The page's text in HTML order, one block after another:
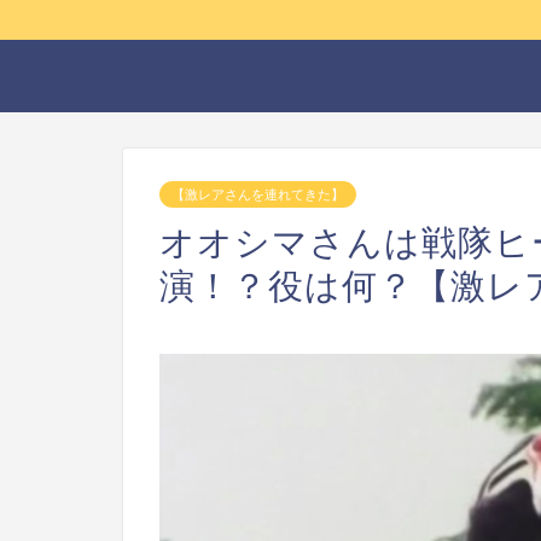
【激レアさんを連れてきた】
オオシマさんは戦隊
演！？役は何？【激レ